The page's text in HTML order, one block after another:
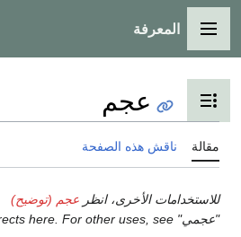
القائمة الرئيسية
المعرفة
تبديل عرض جدول المحتويات
عجم
مقالة ناقش هذه الصفحة
للاستخدامات الأخرى، انظر عجم (توضيح)
"عجمي" redirects here. For other uses, see